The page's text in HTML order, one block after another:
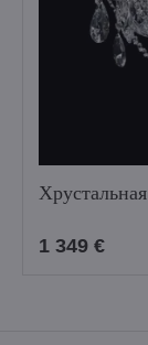
1 349 €